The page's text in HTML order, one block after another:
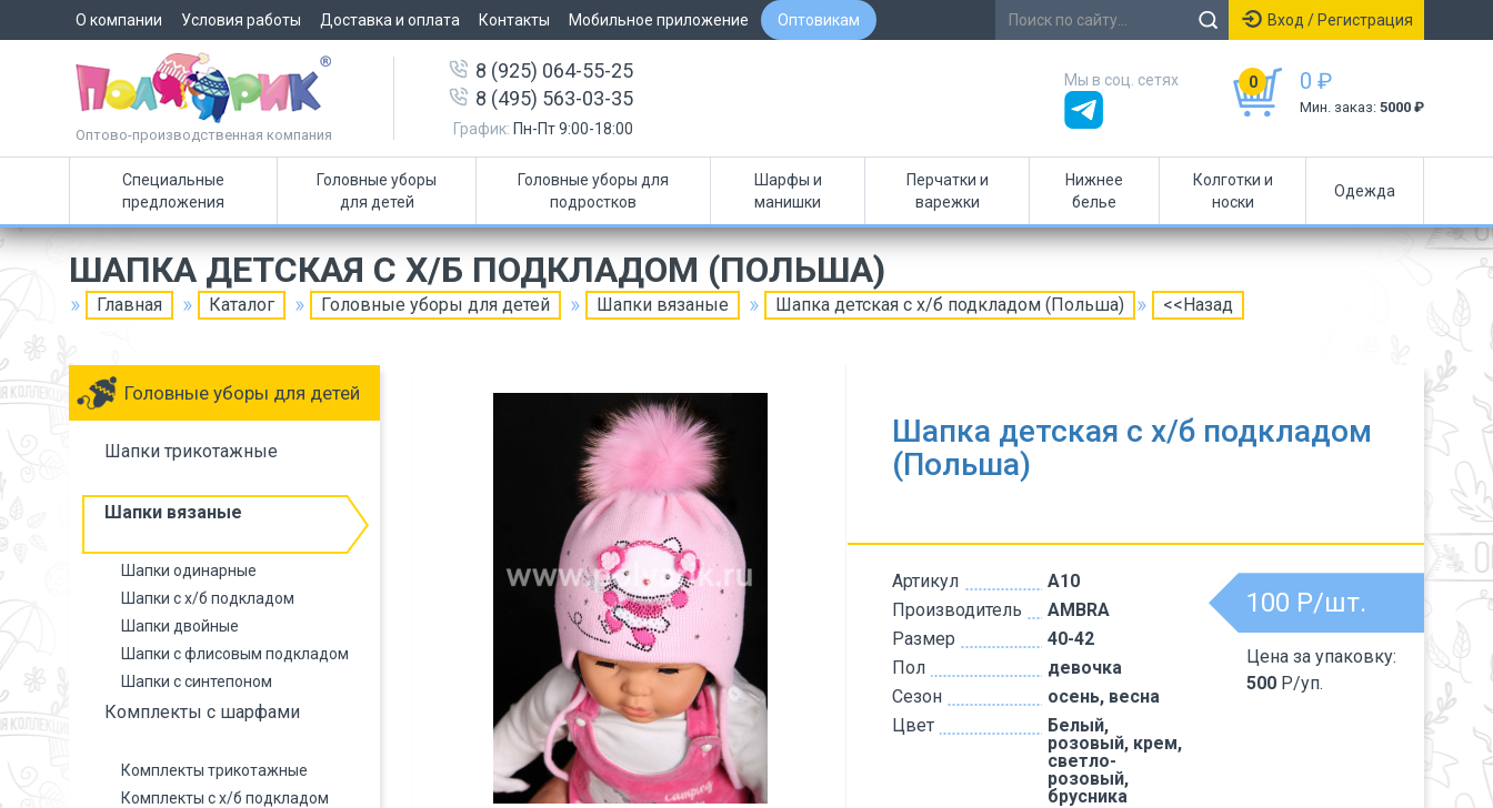
О компании Условия работы Доставка и оплата Контакты Мобильное приложение Оптовикам Вход / Регистрация
Оптово-производственная компания
8 (925) 064-55-25
8 (495) 563-03-35
График: Пн-Пт 9:00-18:00
0 0 ₽
Мин. заказ: 5000 ₽
Мы в соц. сетях
Специальные
предложения
Головные уборы
для детей
Головные уборы для
подростков
Шарфы и
манишки
Перчатки и
варежки
Нижнее
белье
Колготки и
носки
Одежда
ШАПКА ДЕТСКАЯ С Х/Б ПОДКЛАДОМ (ПОЛЬША)
Главная Каталог Головные уборы для детей Шапки вязаные Шапка детская с х/б подкладом (Польша) <<Назад
Головные уборы для детей
Шапки трикотажные
Шапки вязаные
Шапки одинарные
Шапки с х/б подкладом
Шапки двойные
Шапки с флисовым подкладом
Шапки с синтепоном
Комплекты с шарфами
Комплекты трикотажные
Комплекты с х/б подкладом
Шапка детская с х/б подкладом
(Польша)
Артикул
A10
Производитель
AMBRA
Размер
40-42
Пол
девочка
Сезон
осень, весна
Цвет
Белый,
розовый, крем,
светло-
розовый,
брусника
100 Р/шт.
Цена за упаковку:
500 Р/уп.